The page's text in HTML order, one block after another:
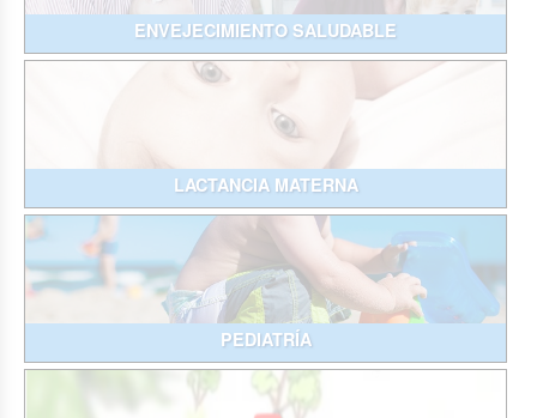
ENVEJECIMIENTO SALUDABLE
LACTANCIA MATERNA
PEDIATRÍA